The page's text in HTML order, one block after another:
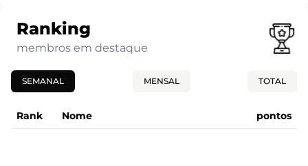
Ranking
membros em destaque
SEMANAL MENSAL TOTAL
Rank Nome pontos